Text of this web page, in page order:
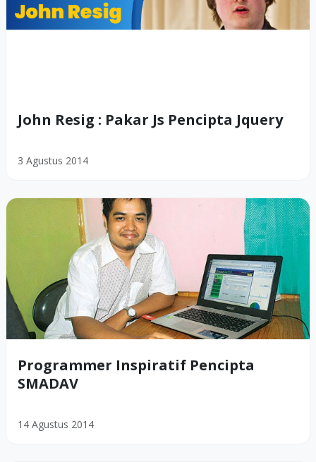
John Resig : Pakar Js Pencipta Jquery
3 Agustus 2014
Programmer Inspiratif Pencipta
SMADAV
14 Agustus 2014